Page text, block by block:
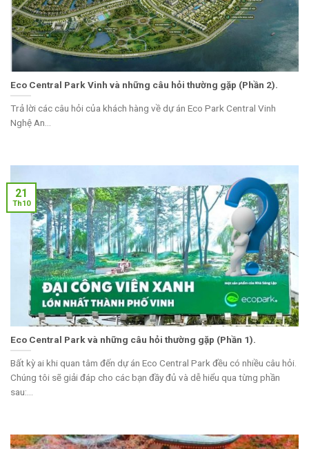
Eco Central Park Vinh và những câu hỏi thường gặp (Phần 2).
Trả lời các câu hỏi của khách hàng về dự án Eco Park Central Vinh
Nghệ An...
Eco Central Park và những câu hỏi thường gặp (Phần 1).
Bất kỳ ai khi quan tâm đến dự án Eco Central Park đều có nhiều câu hỏi.
Chúng tôi sẽ giải đáp cho các bạn đầy đủ và dễ hiểu qua từng phần
sau:...
21
Th10